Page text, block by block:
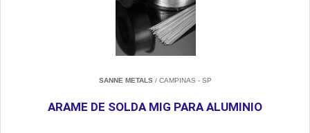
SANNE METALS/ CAMPINAS - SP
ARAME DE SOLDA MIG PARA ALUMINIO